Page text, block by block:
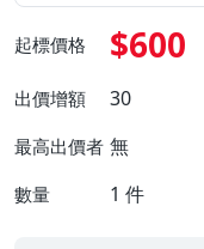
起標價格 $600
出價增額 30
最高出價者 無
數量 1 件